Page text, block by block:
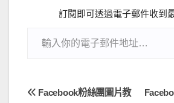
訂閱即可透過電子郵件收到
Facebook粉絲團圖片教